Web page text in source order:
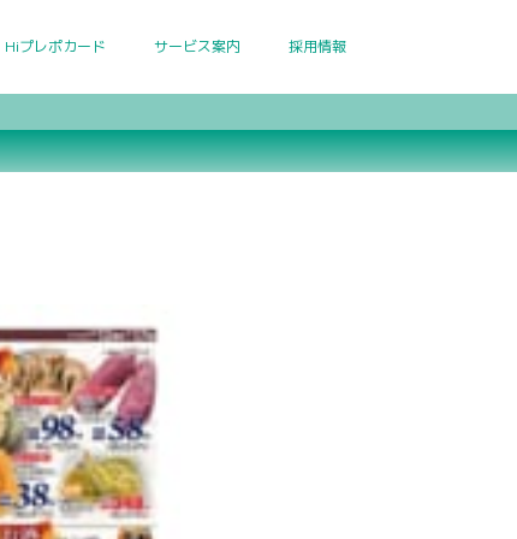
Hiプレポカード サービス案内 採用情報